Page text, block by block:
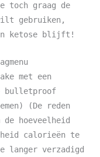
toch graag de
gebruiken,
in ketose blijft!
met een
bulletproof
(De reden
hoeveelheid
calorieën te
langer verzadigd